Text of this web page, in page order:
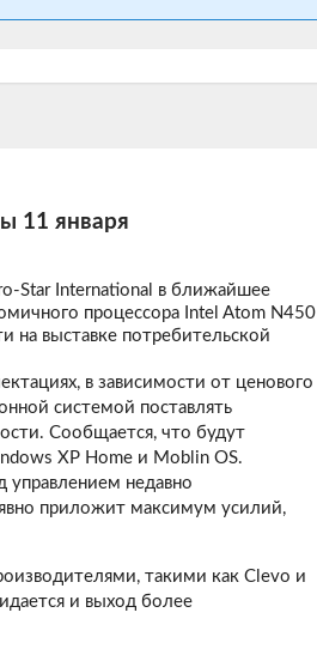
11 января
Star International в ближайшее
процессора Intel Atom N450
выставке потребительской
в зависимости от ценового
системой поставлять
Сообщается, что будут
XP Home и Moblin OS.
управлением недавно
приложит максимум усилий,
такими как Clevo и
и выход более